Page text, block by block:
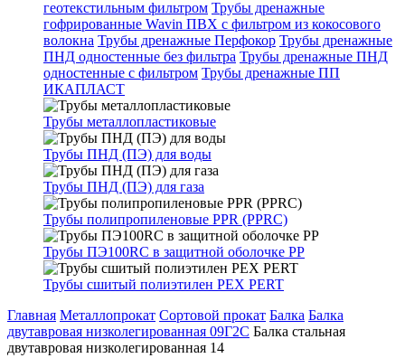
геотекстильным фильтром Трубы дренажные
гофрированные Wavin ПВХ с фильтром из кокосового
волокна Трубы дренажные Перфокор Трубы дренажные
ПНД одностенные без фильтра Трубы дренажные ПНД
одностенные с фильтром Трубы дренажные ПП
ИКАПЛАСТ
Трубы металлопластиковые
Трубы ПНД (ПЭ) для воды
Трубы ПНД (ПЭ) для газа
Трубы полипропиленовые PPR (PPRC)
Трубы ПЭ100RC в защитной оболочке PP
Трубы сшитый полиэтилен PEX PERT
Главная Металлопрокат Сортовой прокат Балка Балка
двутавровая низколегированная 09Г2С Балка стальная
двутавровая низколегированная 14